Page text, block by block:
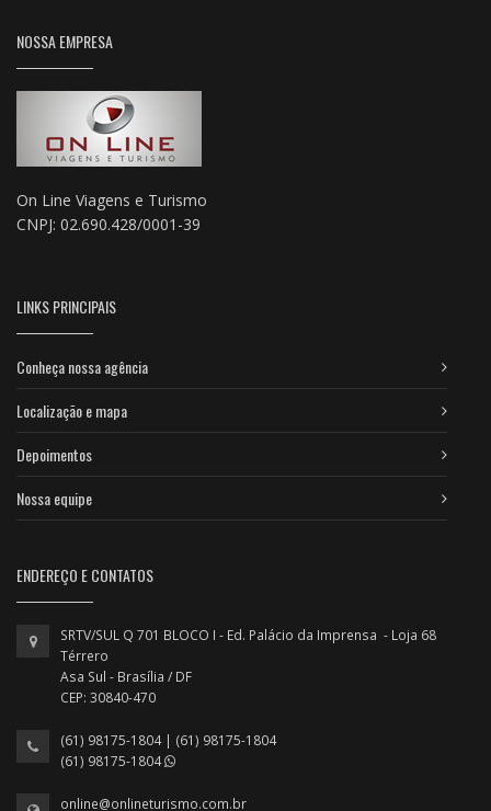
NOSSA EMPRESA
On Line Viagens e Turismo
CNPJ: 02.690.428/0001-39
LINKS PRINCIPAIS
Conheça nossa agência
Localização e mapa
Depoimentos
Nossa equipe
ENDEREÇO E CONTATOS
SRTV/SUL Q 701 BLOCO I - Ed. Palácio da Imprensa - Loja 68
Térrero
Asa Sul - Brasília / DF
CEP: 30840-470
(61) 98175-1804 | (61) 98175-1804
(61) 98175-1804
online@onlineturismo.com.br